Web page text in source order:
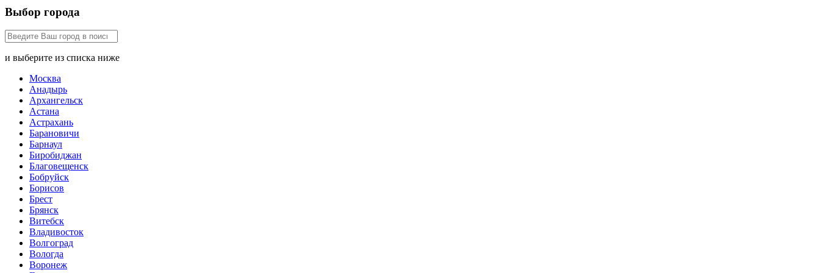
Выбор города
и выберите из списка ниже
Москва
Анадырь
Архангельск
Астана
Астрахань
Барановичи
Барнаул
Биробиджан
Благовещенск
Бобруйск
Борисов
Брест
Брянск
Витебск
Владивосток
Волгоград
Вологда
Воронеж